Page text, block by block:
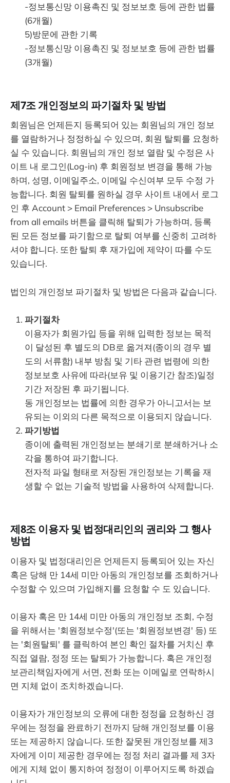
-정보통신망 이용촉진 및 정보보호 등에 관한 법률
(6개월)
5)방문에 관한 기록
-정보통신망 이용촉진 및 정보보호 등에 관한 법률
(3개월)
제7조 개인정보의 파기절차 및 방법
회원님은 언제든지 등록되어 있는 회원님의 개인 정보
를 열람하거나 정정하실 수 있으며, 회원 탈퇴를 요청하
실 수 있습니다. 회원님의 개인 정보 열람 및 수정은 사
이트 내 로그인(Log-in) 후 회원정보 변경을 통해 가능
하며, 성명, 이메일주소, 이메일 수신여부 모두 수정 가
능합니다. 회원 탈퇴를 원하실 경우 사이트 내에서 로그
인 후 Account > Email Preferences > Unsubscribe
from all emails 버튼을 클릭해 탈퇴가 가능하며, 등록
된 모든 정보를 파기함으로 탈퇴 여부를 신중히 고려하
셔야 합니다. 또한 탈퇴 후 재가입에 제약이 따를 수도
있습니다.
법인의 개인정보 파기절차 및 방법은 다음과 같습니다.
파기절차
이용자가 회원가입 등을 위해 입력한 정보는 목적
이 달성된 후 별도의 DB로 옮겨져(종이의 경우 별
도의 서류함) 내부 방침 및 기타 관련 법령에 의한
정보보호 사유에 따라(보유 및 이용기간 참조)일정
기간 저장된 후 파기됩니다.
동 개인정보는 법률에 의한 경우가 아니고서는 보
유되는 이외의 다른 목적으로 이용되지 않습니다.
파기방법
종이에 출력된 개인정보는 분쇄기로 분쇄하거나 소
각을 통하여 파기합니다.
전자적 파일 형태로 저장된 개인정보는 기록을 재
생할 수 없는 기술적 방법을 사용하여 삭제합니다.
제8조 이용자 및 법정대리인의 권리와 그 행사
방법
이용자 및 법정대리인은 언제든지 등록되어 있는 자신
혹은 당해 만 14세 미만 아동의 개인정보를 조회하거나
수정할 수 있으며 가입해지를 요청할 수 도 있습니다.
이용자 혹은 만 14세 미만 아동의 개인정보 조회, 수정
을 위해서는 '회원정보수정'(또는 '회원정보변경' 등) 또
는 '회원탈퇴' 를 클릭하여 본인 확인 절차를 거치신 후
직접 열람, 정정 또는 탈퇴가 가능합니다. 혹은 개인정
보관리책임자에게 서면, 전화 또는 이메일로 연락하시
면 지체 없이 조치하겠습니다.
이용자가 개인정보의 오류에 대한 정정을 요청하신 경
우에는 정정을 완료하기 전까지 당해 개인정보를 이용
또는 제공하지 않습니다. 또한 잘못된 개인정보를 제3
자에게 이미 제공한 경우에는 정정 처리 결과를 제 3자
에게 지체 없이 통지하여 정정이 이루어지도록 하겠습